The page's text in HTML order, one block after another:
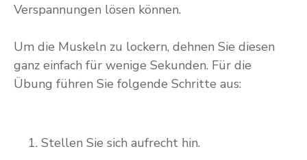
Verspannungen lösen können.
Um die Muskeln zu lockern, dehnen Sie diesen
ganz einfach für wenige Sekunden. Für die
Übung führen Sie folgende Schritte aus:
Stellen Sie sich aufrecht hin.